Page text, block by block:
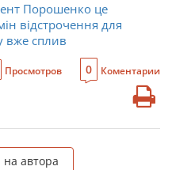
Порошенко це
відстрочення для
вже сплив
Просмотров 0 Коментарии
на автора